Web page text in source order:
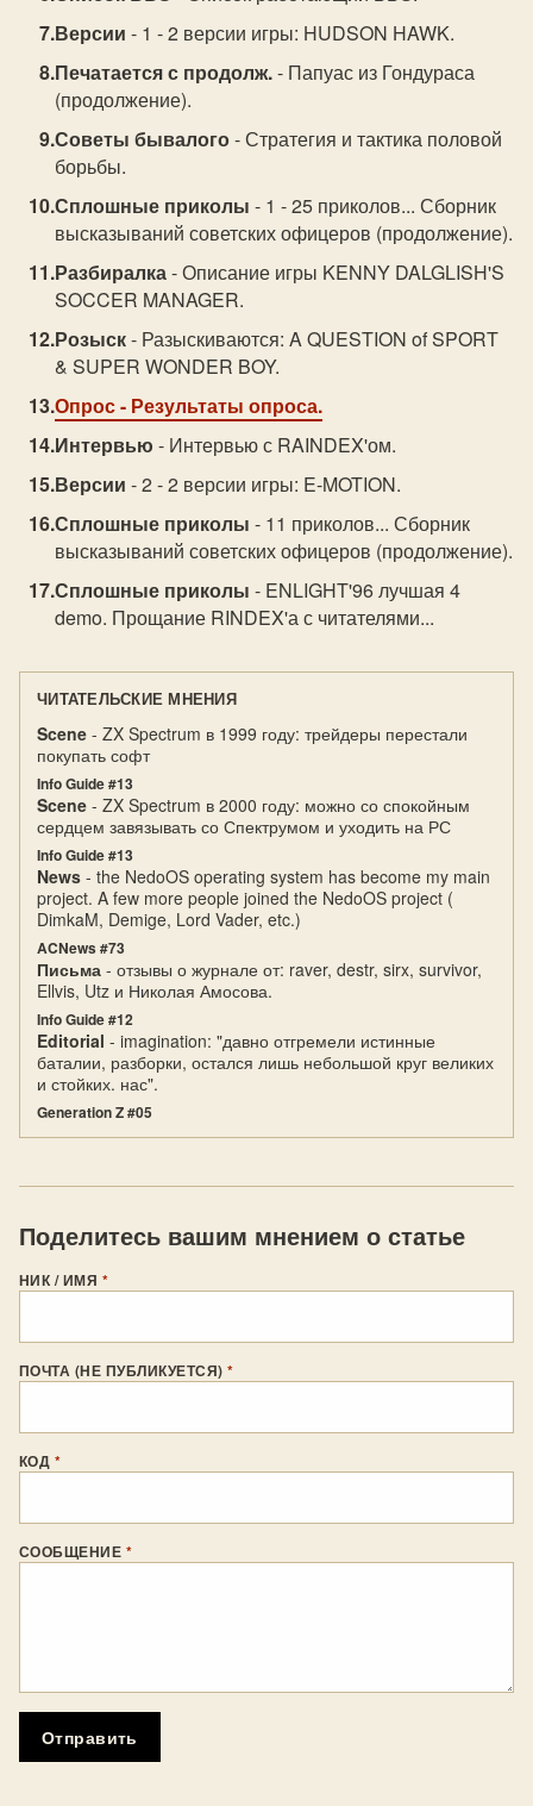
Версии - 1 - 2 версии игры: HUDSON HAWK.
Печатается с продолж.- Папуас из Гондураса
(продолжение).
Советы бывалого- Стратегия и тактика половой
борьбы.
Сплошные приколы - 1 - 25 приколов... Сборник
высказываний советских офицеров (продолжение).
Разбиралка- Описание игры KENNY DALGLISH'S
SOCCER MANAGER.
Розыск- Разыскиваются: A QUESTION of SPORT
& SUPER WONDER BOY.
Опрос- Результаты опроса.
Интервью - Интервью с RAINDEX'ом.
Версии - 2 - 2 версии игры: E-MOTION.
Сплошные приколы - 11 приколов... Сборник
высказываний советских офицеров (продолжение).
Сплошные приколы - ENLIGHT'96 лучшая 4
demo. Прощание RINDEX'а с читателями...
ЧИТАТЕЛЬСКИЕ МНЕНИЯ
Scene - ZX Spectrum в 1999 году: трейдеры перестали
покупать софт
Info Guide #13
Scene - ZX Spectrum в 2000 году: можно со спокойным
сердцем завязывать со Спектрумом и уходить на РС
Info Guide #13
News - the NedoOS operating system has become my main
project. A few more people joined the NedoOS project (
DimkaM, Demige, Lord Vader, etc.)
ACNews #73
Письма - отзывы о журнале от: raver, destr, sirx, survivor,
Ellvis, Utz и Николая Амосова.
Info Guide #12
Editorial - imagination: "давно отгремели истинные
баталии, разборки, остался лишь небольшой круг великих
и стойких. нас".
Generation Z #05
Поделитесь вашим мнением о статье
НИК / ИМЯ *
ПОЧТА (НЕ ПУБЛИКУЕТСЯ)*
КОД *
СООБЩЕНИЕ *
Отправить